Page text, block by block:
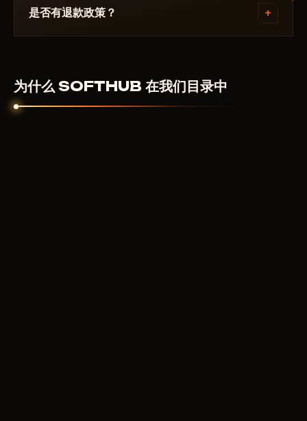
得访问权限——通常在几分钟内。
是否有退款政策？ +
为什么 SOFTHUB 在我们目录中